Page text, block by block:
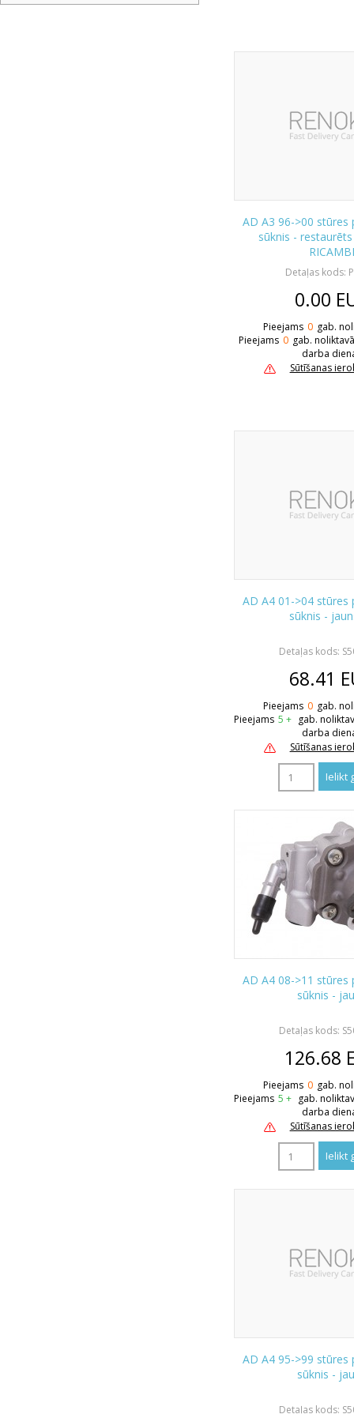
AD A3 96->00 stūres
sūknis - restaurēts
Detaļas kods:
0.00
Pieejams 0 gab.
Pieejams 0 gab.
darba
Sūtīšanas
AD A4 01->04 stūres
sūknis -
Detaļas kods:
68.41
Pieejams 0 gab.
Pieejams 5 + gab.
darba
Sūtīšanas
AD A4 08->11 stūres
sūknis -
Detaļas kods:
126.68
Pieejams 0 gab.
Pieejams 5 + gab.
darba
Sūtīšanas
AD A4 95->99 stūres
sūknis -
Detaļas kods: